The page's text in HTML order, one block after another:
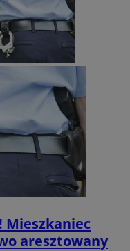
Mieszkaniec
aresztowany